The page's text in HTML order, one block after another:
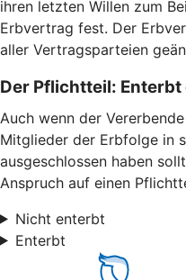
ihren letzten Willen zum
Erbvertrag fest. Der
aller Vertragsparteien
Der Pflichtteil:
Auch wenn der
Mitglieder der Erbfolge in
ausgeschlossen haben
Anspruch auf einen
Nicht enterbt
Enterbt